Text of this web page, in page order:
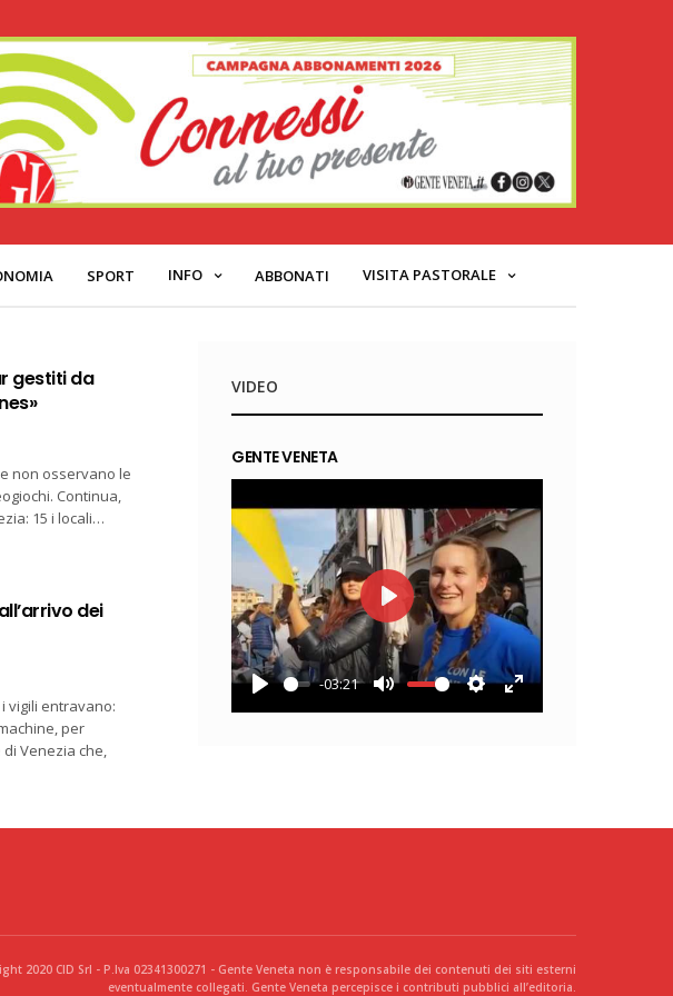
SPORT INFO ABBONATI VISITA PASTORALE
gestiti da
non osservano le
Continua,
15 i locali…
dei
vigili entravano:
per
Venezia che,
VIDEO
GENTE VENETA
-03:21
Play
2020 CID Srl - P.Iva 02341300271 - Gente Veneta non è responsabile dei contenuti dei siti esterni
eventualmente collegati. Gente Veneta percepisce i contributi pubblici all’editoria.